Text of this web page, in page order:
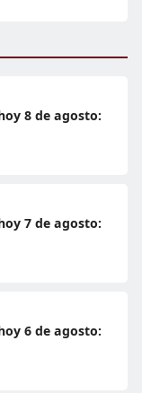
8 de agosto:
7 de agosto:
6 de agosto: